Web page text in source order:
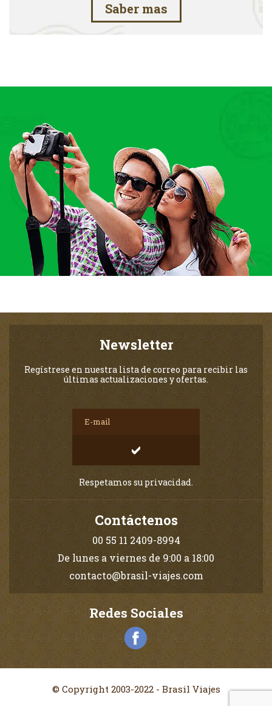
Saber mas
Newsletter
Regístrese en nuestra lista de correo para recibir las
últimas actualizaciones y ofertas.
Respetamos su privacidad.
Contáctenos
00 55 11 2409-8994
De lunes a viernes de 9:00 a 18:00
contacto@brasil-viajes.com
Redes Sociales
© Copyright 2003-2022 - Brasil Viajes